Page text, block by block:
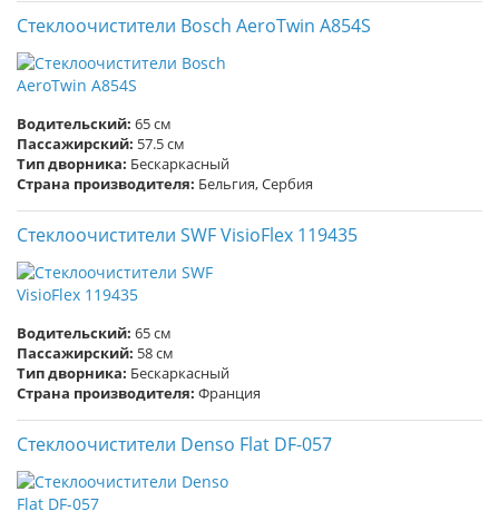
Стеклоочистители Bosch AeroTwin A854S
Водительский: 65 см
Пассажирский: 57.5 см
Тип дворника: Бескаркасный
Страна производителя: Бельгия, Сербия
Стеклоочистители SWF VisioFlex 119435
Водительский: 65 см
Пассажирский: 58 см
Тип дворника: Бескаркасный
Страна производителя: Франция
Стеклоочистители Denso Flat DF-057